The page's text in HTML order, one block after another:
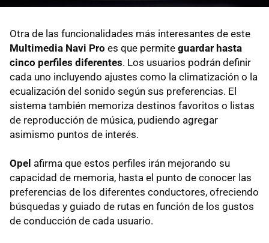
Otra de las funcionalidades más interesantes de este
Multimedia Navi Pro es que permite guardar hasta
cinco perfiles diferentes. Los usuarios podrán definir
cada uno incluyendo ajustes como la climatización o la
ecualización del sonido según sus preferencias. El
sistema también memoriza destinos favoritos o listas
de reproducción de música, pudiendo agregar
asimismo puntos de interés.
Opel afirma que estos perfiles irán mejorando su
capacidad de memoria, hasta el punto de conocer las
preferencias de los diferentes conductores, ofreciendo
búsquedas y guiado de rutas en función de los gustos
de conducción de cada usuario.